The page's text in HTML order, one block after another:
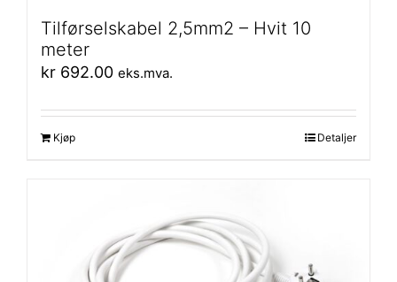
Tilførselskabel 2,5mm2 – Hvit 10
meter
kr 692.00 eks.mva.
Kjøp Detaljer